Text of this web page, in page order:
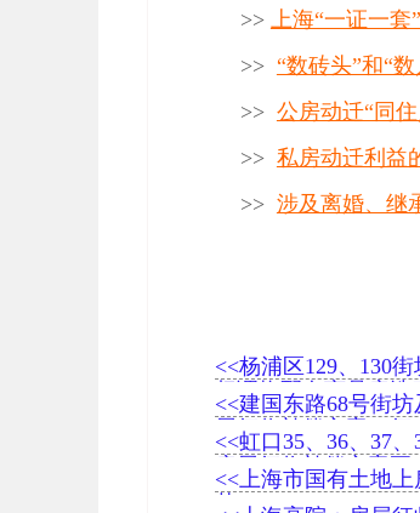
>> 上海“一证一套
>> “数砖头”和“
>> 公房动迁“同
>> 私房动迁利益
>> 涉及离婚、继
<<杨浦区129、130
权调换配套商品房选
<<建国东路68号街
屋征收补偿方案（
<<虹口35、36、37
房屋征收补偿方案正
<<上海市国有土地